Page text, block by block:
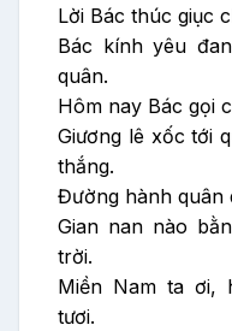
Lời Bác thúc giục
Bác kính yêu
quân.
Hôm nay Bác gọi
Giương lê xốc tới
thắng.
Đường hành quân
Gian nan nào
trời.
Miền Nam ta ơi,
tươi.